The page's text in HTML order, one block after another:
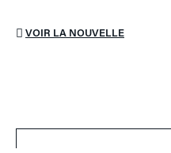
VOIR LA NOUVELLE